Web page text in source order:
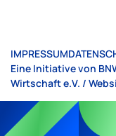
IMPRESSUM
Eine Initiative von
Wirtschaft e.V. /